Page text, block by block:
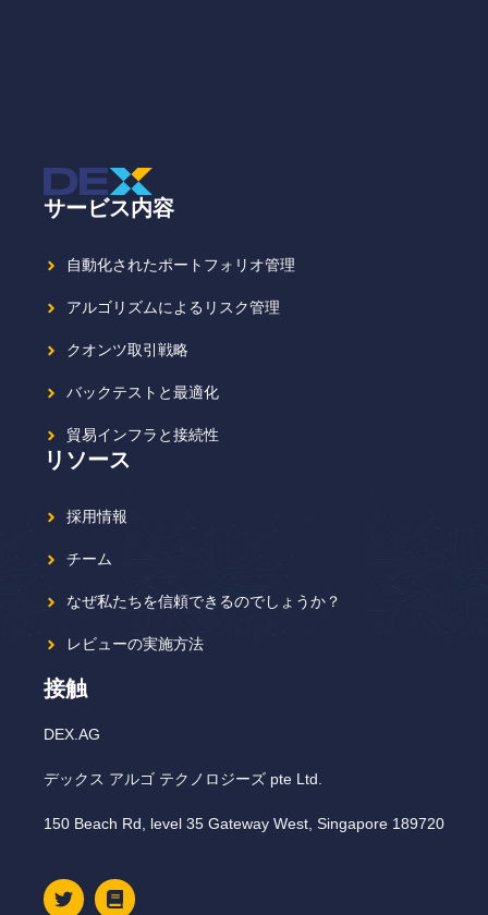
サービス内容
自動化されたポートフォリオ管理
アルゴリズムによるリスク管理
クオンツ取引戦略
バックテストと最適化
貿易インフラと接続性
リソース
採用情報
チーム
なぜ私たちを信頼できるのでしょうか？
レビューの実施方法
接触
DEX.AG
デックス アルゴ テクノロジーズ pte Ltd.
150 Beach Rd, level 35 Gateway West, Singapore 189720